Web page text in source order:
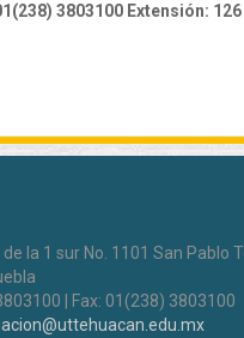
3803100 Extensión: 126
la 1 sur No. 1101 San Pablo
| Fax: 01(238) 3803100